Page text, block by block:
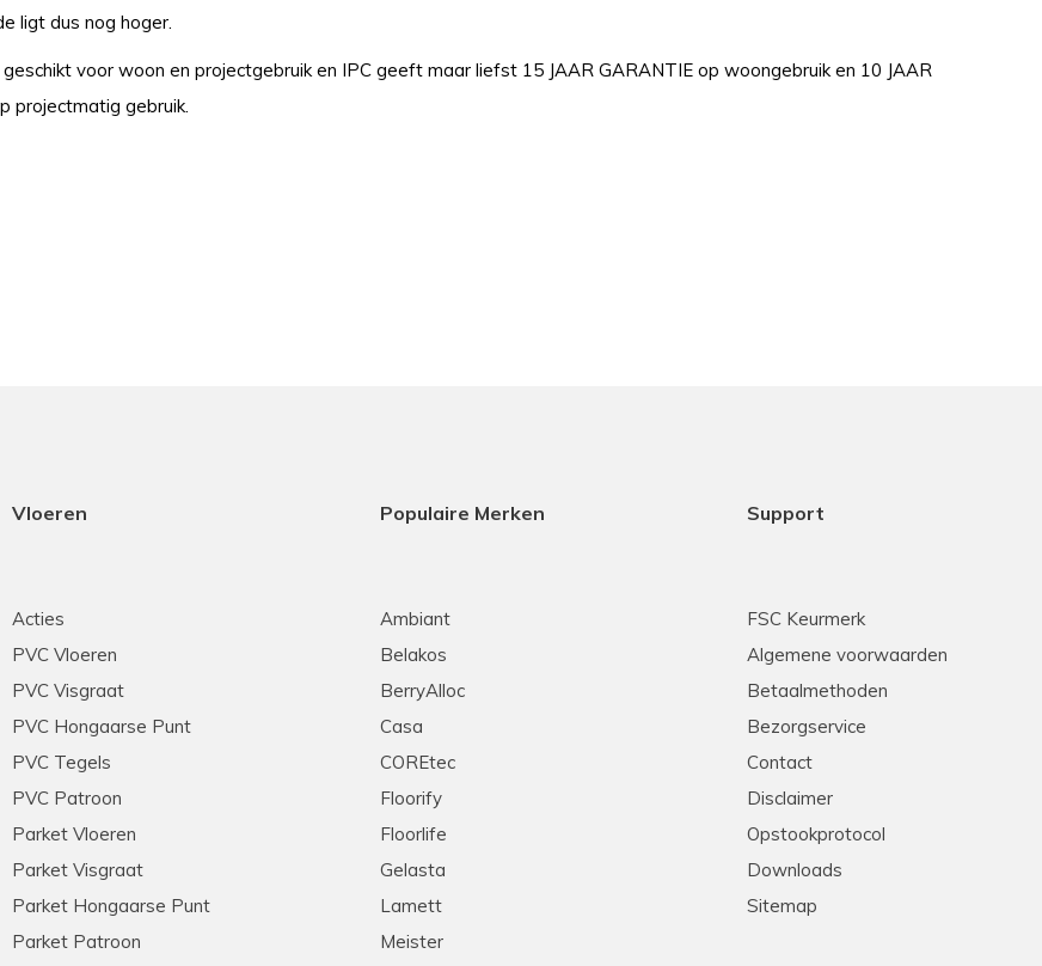
ligt dus nog hoger.
voor woon en projectgebruik en IPC geeft maar liefst 15 JAAR GARANTIE op woongebruik en 10 JAAR
projectmatig gebruik.
Vloeren
Acties
PVC Vloeren
PVC Visgraat
PVC Hongaarse Punt
PVC Tegels
PVC Patroon
Parket Vloeren
Parket Visgraat
Parket Hongaarse Punt
Parket Patroon
Populaire Merken
Ambiant
Belakos
BerryAlloc
Casa
COREtec
Floorify
Floorlife
Gelasta
Lamett
Meister
Support
FSC Keurmerk
Algemene voorwaarden
Betaalmethoden
Bezorgservice
Contact
Disclaimer
Opstookprotocol
Downloads
Sitemap